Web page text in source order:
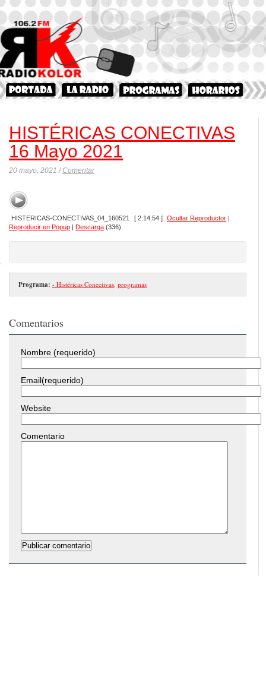
HISTÉRICAS CONECTIVAS
16 Mayo 2021
20 mayo, 2021 /Comentar
HISTERICAS-CONECTIVAS_04_160521 [ 2:14:54 ] Ocultar Reproductor |
Reproducir en Popup | Descarga (336)
Programa: - Histéricas Conectivas programas
Comentarios
Nombre (requerido)
Email(requerido)
Website
Comentario